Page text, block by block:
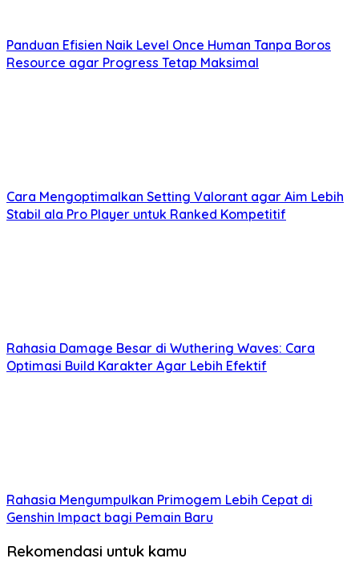
Panduan Efisien Naik Level Once Human Tanpa Boros
Resource agar Progress Tetap Maksimal
Cara Mengoptimalkan Setting Valorant agar Aim Lebih
Stabil ala Pro Player untuk Ranked Kompetitif
Rahasia Damage Besar di Wuthering Waves: Cara
Optimasi Build Karakter Agar Lebih Efektif
Rahasia Mengumpulkan Primogem Lebih Cepat di
Genshin Impact bagi Pemain Baru
Rekomendasi untuk kamu